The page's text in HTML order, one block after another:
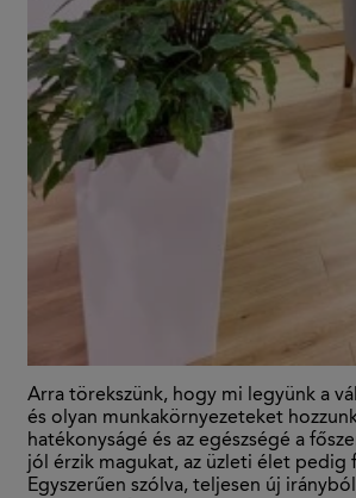
Arra törekszünk, hogy mi legyünk a
és olyan munkakörnyezeteket
hatékonyságé és az egészségé a
jól érzik magukat, az üzleti élet pedig
Egyszerűen szólva, teljesen új